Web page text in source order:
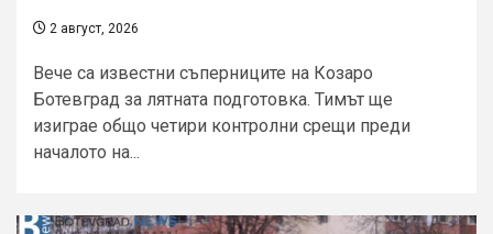
2 август, 2026
Вече са известни съперниците на Козаро
Ботевград за лятната подготовка. Тимът ще
изиграе общо четири контролни срещи преди
началото на...